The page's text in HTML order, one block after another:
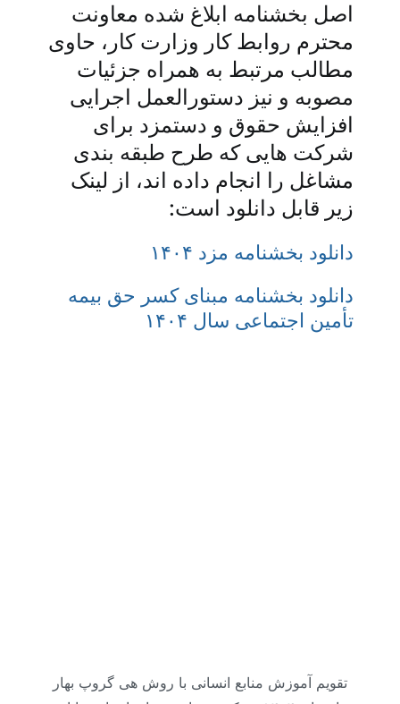
اصل بخشنامه ابلاغ شده معاونت
محترم روابط کار وزارت کار، حاوی
مطالب مرتبط به همراه جزئیات
مصوبه و نیز دستورالعمل اجرایی
افزایش حقوق و دستمزد برای
شرکت هایی که طرح طبقه بندی
مشاغل را انجام داده اند، از لینک
زیر قابل دانلود است:
دانلود بخشنامه مزد ۱۴۰۴
دانلود بخشنامه مبنای کسر حق بیمه
تأمین اجتماعی سال ۱۴۰۴
تقویم آموزش منابع انسانی با روش هی گروپ بهار